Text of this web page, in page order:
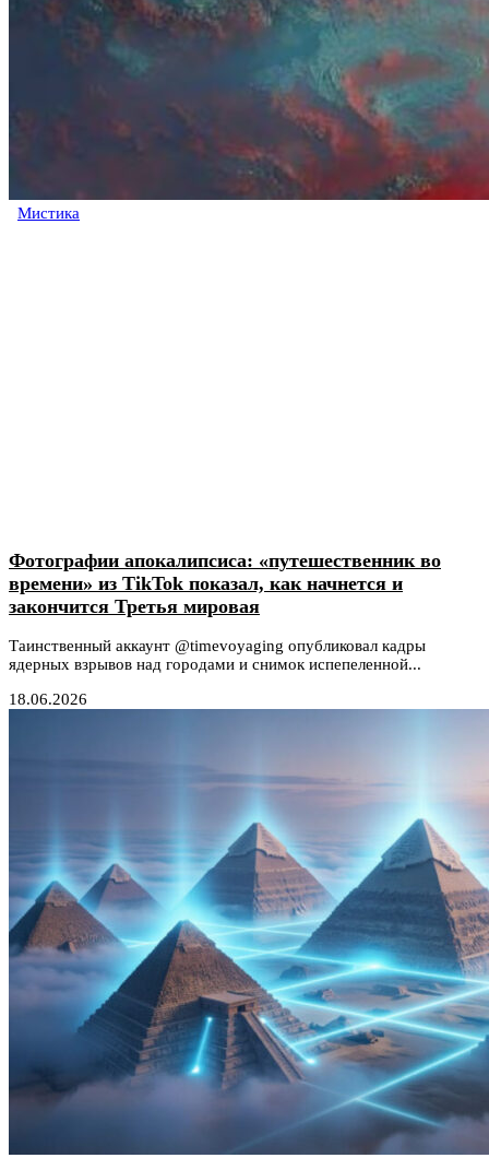
Мистика
Фотографии апокалипсиса: «путешественник во
времени» из TikTok показал, как начнется и
закончится Третья мировая
Таинственный аккаунт @timevoyaging опубликовал кадры
ядерных взрывов над городами и снимок испепеленной...
18.06.2026